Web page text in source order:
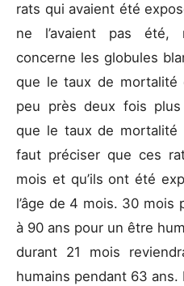
rats qui avaient été
ne l’avaient pas été,
concerne les globules
que le taux de mortalité
peu près deux fois plus
que le taux de mortalité
faut préciser que ces
mois et qu’ils ont été
l’âge de 4 mois. 30 mois
à 90 ans pour un être
durant 21 mois
humains pendant 63